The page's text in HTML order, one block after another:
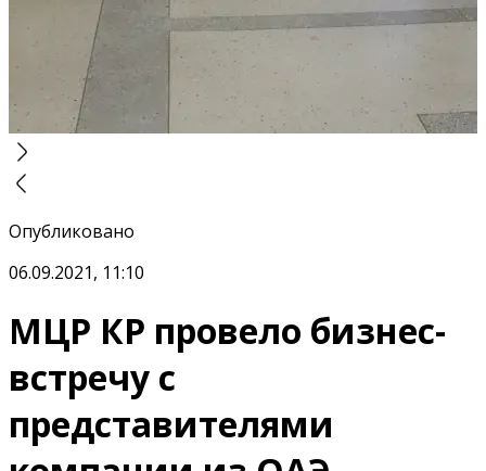
Опубликовано
06.09.2021, 11:10
МЦР КР провело бизнес-
встречу с
представителями